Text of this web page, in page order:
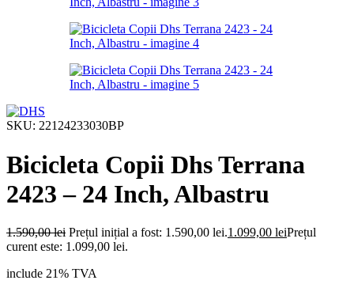
SKU: 22124233030BP
Bicicleta Copii Dhs Terrana
2423 – 24 Inch, Albastru
1.590,00lei Prețul inițial a fost: 1.590,00 lei.1.099,00 leiPrețul
curent este: 1.099,00 lei.
include 21% TVA